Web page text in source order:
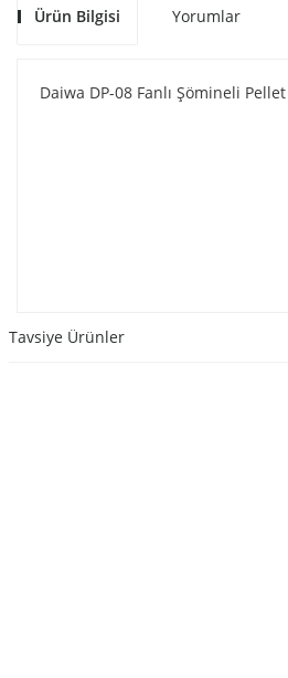
Ürün Bilgisi Yorumlar
Daiwa DP-08 Fanlı Şömineli Pellet
Tavsiye Ürünler